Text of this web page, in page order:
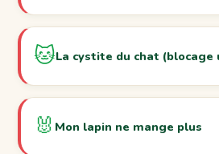
🐱La cystite du chat (blocage
🐰 Mon lapin ne mange plus